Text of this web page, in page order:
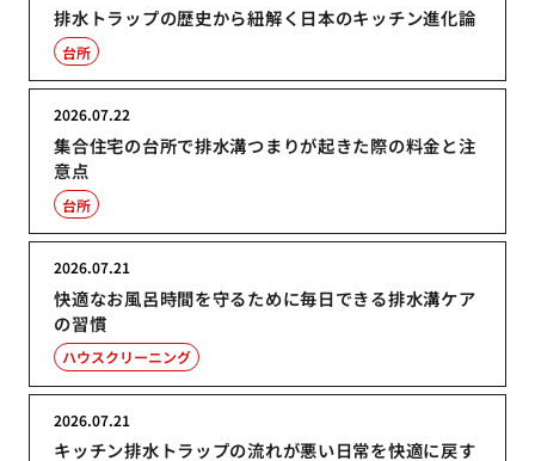
排水トラップの歴史から紐解く日本のキッチン進化論
台所
集合住宅の台所で排水溝つまりが起きた際の料金と注
意点
2026.07.22
台所
快適なお風呂時間を守るために毎日できる排水溝ケア
の習慣
2026.07.21
ハウスクリーニング
キッチン排水トラップの流れが悪い日常を快適に戻す
2026.07.21